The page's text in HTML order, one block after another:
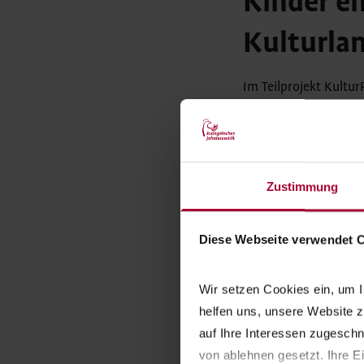
Zustimmung
Diese Webseite verwendet
Wir setzen Cookies ein, um
helfen uns, unsere Website
auf Ihre Interessen
von ablehnen gesetzt. Ihre
Im Teilprojekt
Deutsche
Tagebüchern
aus dem Erlebten
dauert ein
des Evangelischen
der Bühne vorstellen.
Alle Projekte, die